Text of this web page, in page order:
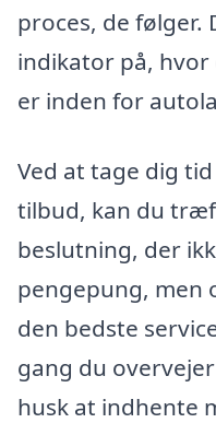
proces, de følger.
indikator på,
er inden for
Ved at tage dig
tilbud, kan du
beslutning, der
pengepung, men
den bedste
gang du
husk at indhente